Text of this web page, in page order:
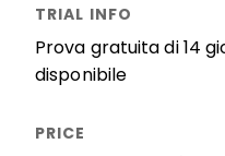
Prova gratuita di 14
disponibile